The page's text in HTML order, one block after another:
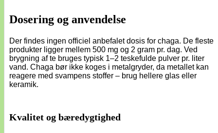
Dosering og anvendelse
Der findes ingen officiel anbefalet dosis for chaga. De fleste
produkter ligger mellem 500 mg og 2 gram pr. dag. Ved
brygning af te bruges typisk 1–2 teskefulde pulver pr. liter
vand. Chaga bør ikke koges i metalgryder, da metallet kan
reagere med svampens stoffer – brug hellere glas eller
keramik.
Kvalitet og bæredygtighed